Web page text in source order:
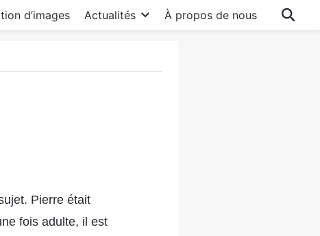
d’images Actualités À propos de nous
Pierre était
fois adulte, il est